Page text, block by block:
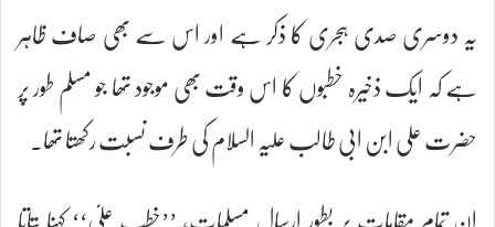
یہ دوسری صدی ہجری کا ذکر ہے اور اس سے بھی صاف ظاہر
ہے کہ ایک ذخیرہ خطبوں کا اس وقت بھی موجود تھا جو مسلم طور پر
حضرت علی ابن ابی طالب علیہ السلام کی طرف نسبت رکھتا تھا۔